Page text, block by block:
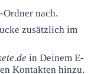
Ordner nach.
zusätzlich im
in Deinem E-
Kontakten hinzu.